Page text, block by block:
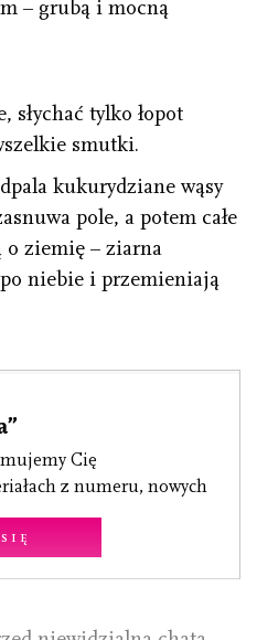
– grubą i mocną
słychać tylko łopot
smutki.
kukurydziane wąsy
pole, a potem całe
o ziemię – ziarna
niebie i przemieniają
Cię
z numeru, nowych